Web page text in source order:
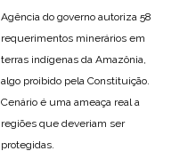
Agência do governo autoriza 58
requerimentos minerários em
terras indígenas da Amazônia,
algo proibido pela Constituição.
Cenário é uma ameaça real a
regiões que deveriam ser
protegidas.